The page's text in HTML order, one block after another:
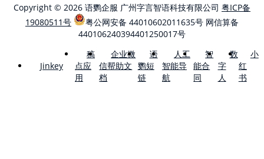
Copyright © 2026 语鹦企服 广州字言智语科技有限公司 粤ICP备
19080511号
粤公网安备 44010602011635号 网信算备
440106240394401250017号
Jinkey
稿
点应
用
企业微
信帮助文
档
语
鹦短
链
人工
智能导
航
智
能合
同
数
字
人
小
红
书